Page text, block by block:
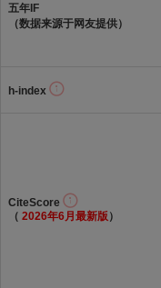
五年IF
（数据来源于网友提供）
h-index
CiteScore
（ 2026年6月最新版 ）